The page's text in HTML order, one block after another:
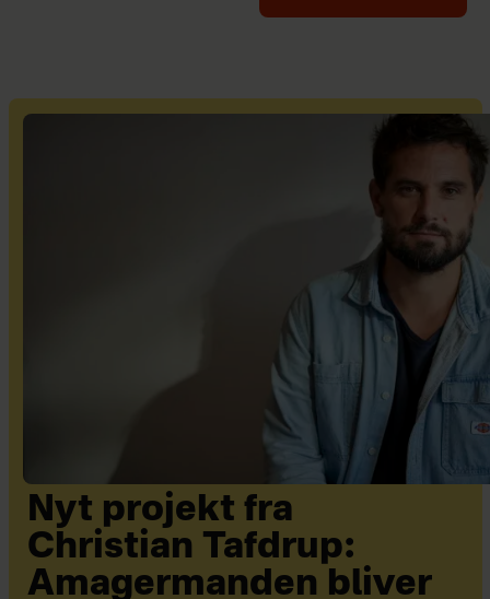
Nyt projekt fra
Christian Tafdrup:
Amagermanden bliver